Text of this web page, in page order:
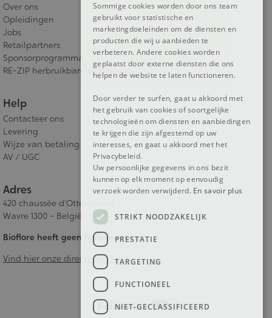
Over ons
Opleidingen
Jobs
Retailpartners
Sponsorprogramma
RE-ZIP herbruikbare verpakking
Help
Contacteer ons
Levering
Wijze van betaling
AV / UGC
Adres
420 chaussée d'Ottenbourg
Wavre 1300 - België
Bioflore heeft geen fysieke winkel.
Vind hier onze directe dealers
Follow us!
Sommige cookies worden door ons team
gebruikt voor statistische en
marketingdoeleinden om de diensten en
producten die wij u aanbieden te
verbeteren. Andere cookies worden
geplaatst door externe diensten die ons
helpen de website te laten functioneren.
Door verder te surfen, gaat u akkoord met
het gebruik van cookies of soortgelijke
technologieën om diensten en aanbiedingen
te krijgen die zijn afgestemd op uw
interesses, en gaat u akkoord met het
Privacybeleid.
Uw persoonlijke gegevens in ons bezit
kunnen op elk moment op eenvoudig
verzoek worden verwijderd. En savoir plus
STRIKT NOODZAKELIJK
PRESTATIE
TARGETING
FUNCTIONEEL
NIET-GECLASSIFICEERD